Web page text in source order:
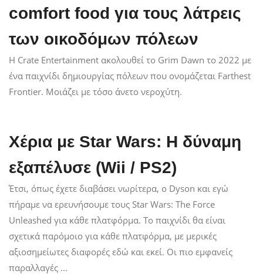
comfort food για τους λάτρεις
των οικοδόμων πόλεων
Η Crate Entertainment ακολουθεί το Grim Dawn το 2022 με
ένα παιχνίδι δημιουργίας πόλεων που ονομάζεται Farthest
Frontier. Μοιάζει με τόσο άνετο νεροχύτη.
Χέρια με Star Wars: Η δύναμη
εξαπέλυσε (Wii / PS2)
Έτσι, όπως έχετε διαβάσει νωρίτερα, ο Dyson και εγώ
πήραμε να ερευνήσουμε τους Star Wars: The Force
Unleashed για κάθε πλατφόρμα. Το παιχνίδι θα είναι
σχετικά παρόμοιο για κάθε πλατφόρμα, με μερικές
αξιοσημείωτες διαφορές εδώ και εκεί. Οι πιο εμφανείς
παραλλαγές ...